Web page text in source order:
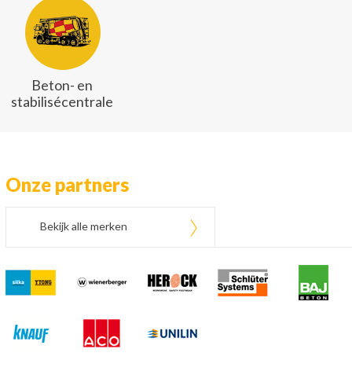
Beton- en
stabilisécentrale
Onze partners
Bekijk alle merken